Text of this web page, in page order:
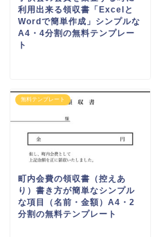
利用出来る領収書「Excelと
Wordで簡単作成」シンプルな
A4・4分割の無料テンプレー
ト
無料テンプレート
町内会費の領収書（控えあ
り）書き方が簡単なシンプル
な項目（名前・金額）A4・2
分割の無料テンプレート